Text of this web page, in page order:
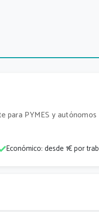
para PYMES y autónomos
Económico: desde 1€ por